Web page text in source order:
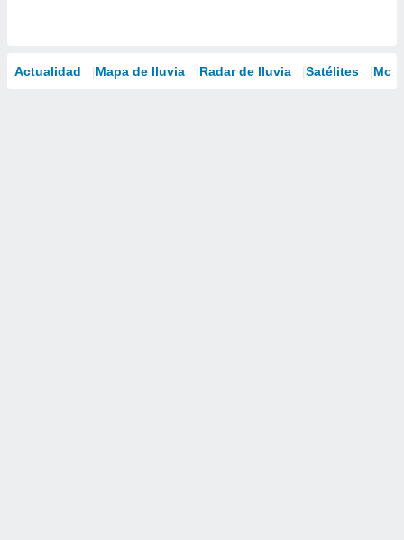
Actualidad Mapa de lluvia Radar de lluvia Satélites